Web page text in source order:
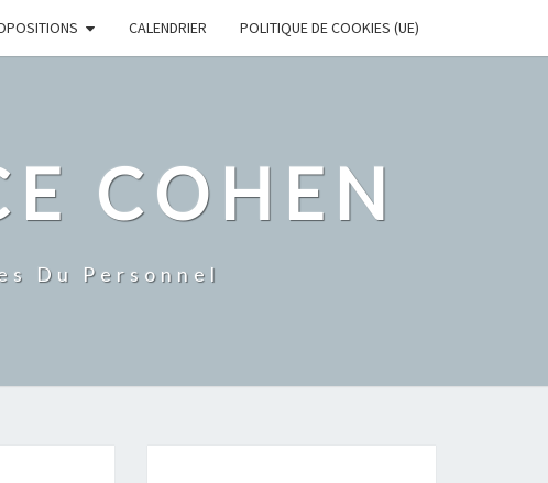
CALENDRIER POLITIQUE DE COOKIES (UE)
COHEN
Du Personnel